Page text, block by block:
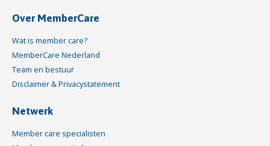
Over MemberCare
Wat is member care?
MemberCare Nederland
Team en bestuur
Disclaimer & Privacystatement
Netwerk
Member care specialisten